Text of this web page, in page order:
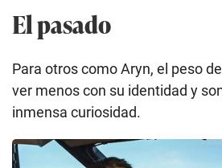
existía. Aunque no sabía si era
que había tenido un bebé en
Y más allá, pudo por fin
que la había engendrado: "[Mis
mi papá] había tenido una novia
mostrado la foto y que creían
relación mientras estuvo allá".